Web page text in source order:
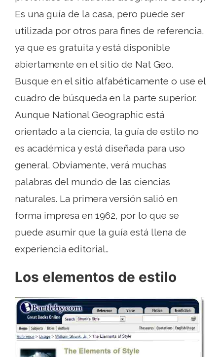
Es una guía de la casa, pero puede ser
utilizada por otros para fines de referencia,
ya que es gratuita y está disponible
abiertamente en el sitio de Nat Geo.
Busque en el sitio alfabéticamente o use el
cuadro de búsqueda en la parte superior.
Aunque National Geographic está
orientado a la ciencia, la guía de estilo no
es académica y está diseñada para uso
general. Obviamente, verá muchas
palabras del mundo de las ciencias
naturales. La primera versión salió en
forma impresa en 1962, por lo que se
puede asumir que la guía está llena de
experiencia editorial..
Los elementos de estilo